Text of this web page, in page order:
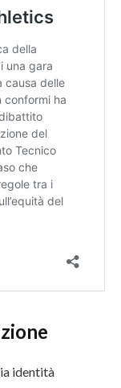
identità